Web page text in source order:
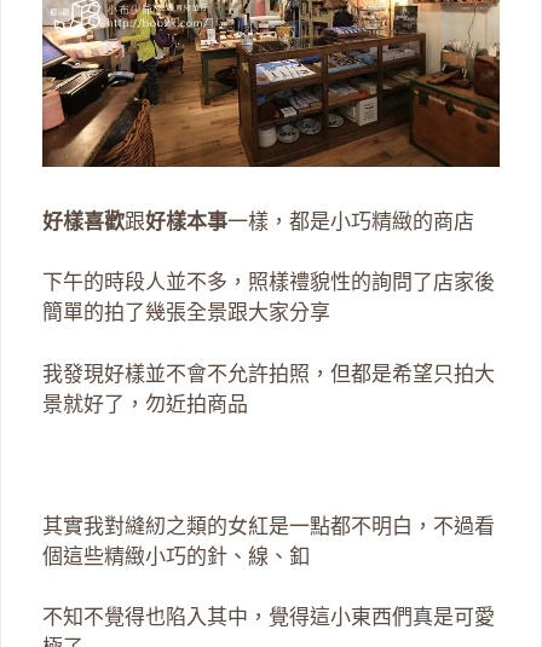
好樣喜歡跟好樣本事一樣，都是小巧精緻的商店
下午的時段人並不多，照樣禮貌性的詢問了店家後
簡單的拍了幾張全景跟大家分享
我發現好樣並不會不允許拍照，但都是希望只拍大
景就好了，勿近拍商品
其實我對縫紉之類的女紅是一點都不明白，不過看
個這些精緻小巧的針、線、釦
不知不覺得也陷入其中，覺得這小東西們真是可愛